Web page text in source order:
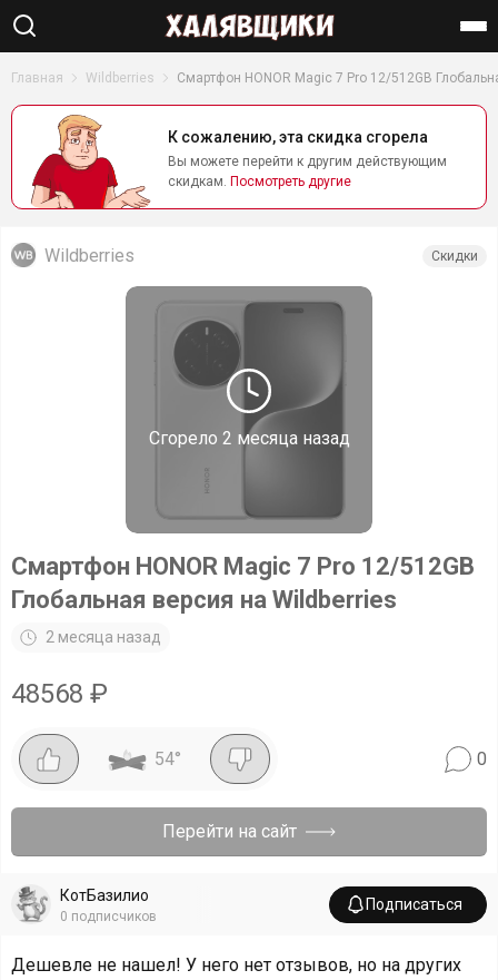
Найти
Главная Wildberries Cмартфон HONOR Magic 7 Pro 12/512GB
К сожалению, эта скидка сгорела
Вы можете перейти к другим действующим
скидкам. Посмотреть другие
Сгорело 2 месяца назад
Wildberries Скидки
Cмартфон HONOR Magic 7 Pro 12/512GB
Глобальная версия на Wildberries
2 месяца назад
48568 ₽
54° 0
Перейти на сайт
КотБазилио
0 подписчиков
Подписаться
Дешевле не нашел! У него нет отзывов, но на других